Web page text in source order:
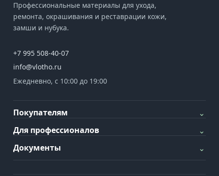
Профессиональные материалы для ухода,
ремонта, окрашивания и реставрации кожи,
замши и нубука.
+7 995 508-40-07
info@vlotho.ru
Ежедневно, с 10:00 до 19:00
Покупателям
⌄
Для профессионалов
⌄
Документы
⌄